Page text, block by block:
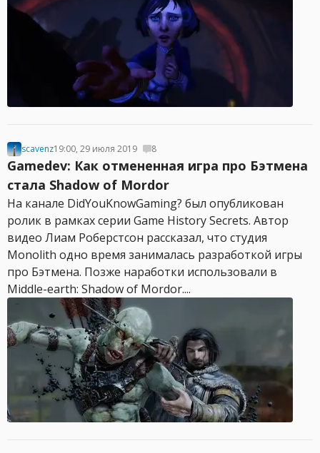
scavenz19:00, 29 июля 2019 8
Gamedev: Как отмененная игра про Бэтмена
стала Shadow of Mordor
На канале DidYouKnowGaming? был опубликован
ролик в рамках серии Game History Secrets. Автор
видео Лиам Роберстсон рассказал, что студия
Monolith одно время занималась разработкой игры
про Бэтмена. Позже наработки использовали в
Middle-earth: Shadow of Mordor....